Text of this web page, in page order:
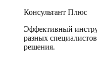
Консультант Плюс
Эффективный
разных
решения.